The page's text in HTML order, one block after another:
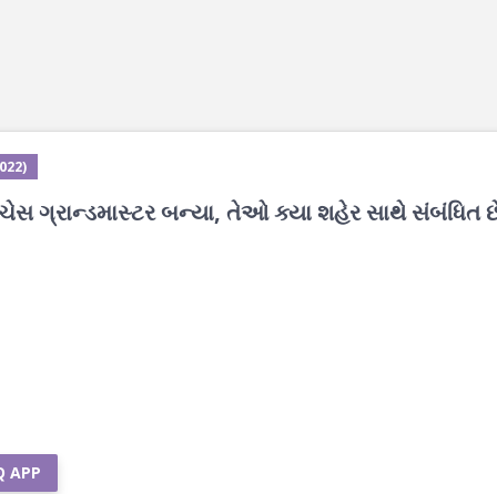
ચેસ ગ્રાન્ડમાસ્ટર બન્યા, તેઓ ક્યા શહેર સાથે સંબંધિત
APP